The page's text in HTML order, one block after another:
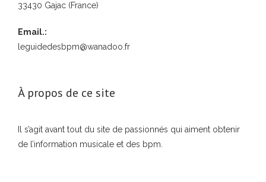
33430 Gajac (France)
Email.:
leguidedesbpm@wanadoo.fr
À propos de ce site
Il s’agit avant tout du site de passionnés qui aiment obtenir
de l’information musicale et des bpm.